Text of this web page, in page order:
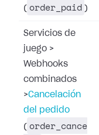
( order_paid )
Servicios de
juego >
Webhooks
combinados
>Cancelación
del pedido
( order_cance